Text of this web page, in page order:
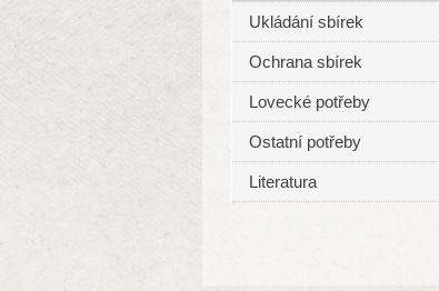
Ukládání sbírek
Ochrana sbírek
Lovecké potřeby
Ostatní potřeby
Literatura